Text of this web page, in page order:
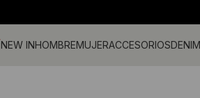
NEW INHOMBREMUJERACCESORIOSDENIM